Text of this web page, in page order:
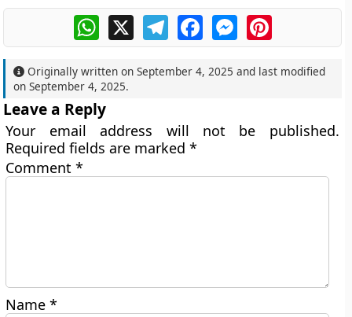
WhatsApp
X TelegramFacebookMessengerPinterest
Originally written onSeptember 4, 2025 and last modified
onSeptember 4, 2025.
Leave a Reply
Your email address will not be published.
Required fields are marked*
Comment*
Name*